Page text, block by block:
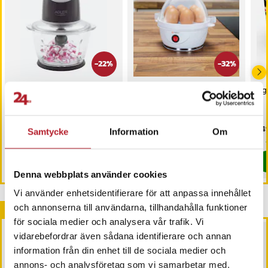
Samtycke Information Om
Denna webbplats använder cookies
Vi använder enhetsidentifierare för att anpassa innehållet
och annonserna till användarna, tillhandahålla funktioner
för sociala medier och analysera vår trafik. Vi
vidarebefordrar även sådana identifierare och annan
information från din enhet till de sociala medier och
annons- och analysföretag som vi samarbetar med.
-22%
Elektrisk minihackare
med två hastigheter
Nuvarande pris:
319 krTidigare pris
319 kr 409 kr
-32%
Alpina Äggkokare för 7
Nuvarande pris
209 krTidigare pris 309 kr
209 kr
Andra köpte också